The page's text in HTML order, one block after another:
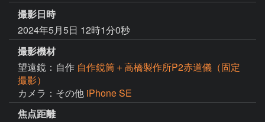
撮影日時
2024年5月5日 12時1分0秒
撮影機材
望遠鏡：自作 自作鏡筒＋高橋製作所P2赤道儀（固定
撮影）
カメラ：その他 iPhone SE
焦点距離